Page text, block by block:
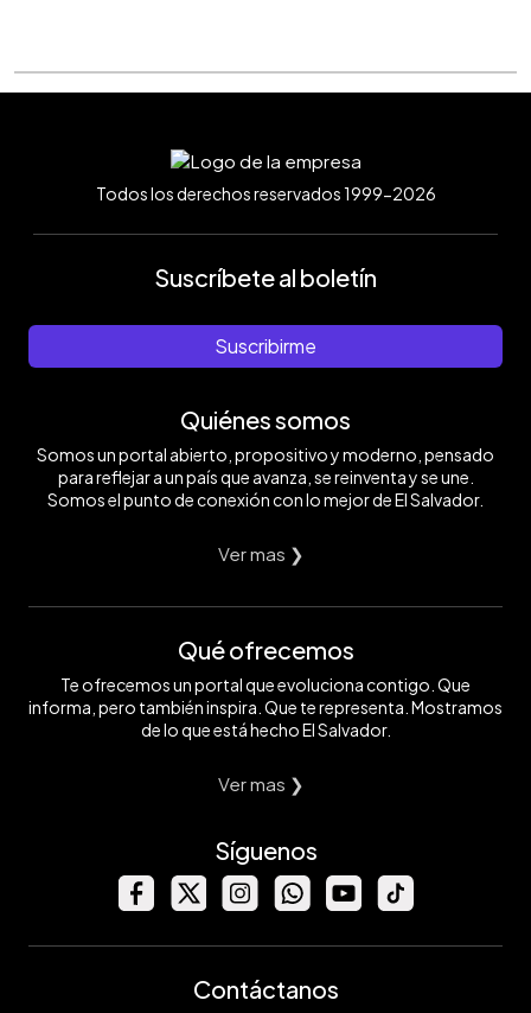
Todos los derechos reservados 1999-2026
Suscríbete al boletín
Suscribirme
Quiénes somos
Somos un portal abierto, propositivo y moderno, pensado
para reflejar a un país que avanza, se reinventa y se une.
Somos el punto de conexión con lo mejor de El Salvador.
Ver mas ❯
Qué ofrecemos
Te ofrecemos un portal que evoluciona contigo. Que
informa, pero también inspira. Que te representa. Mostramos
de lo que está hecho El Salvador.
Ver mas ❯
Síguenos
Contáctanos